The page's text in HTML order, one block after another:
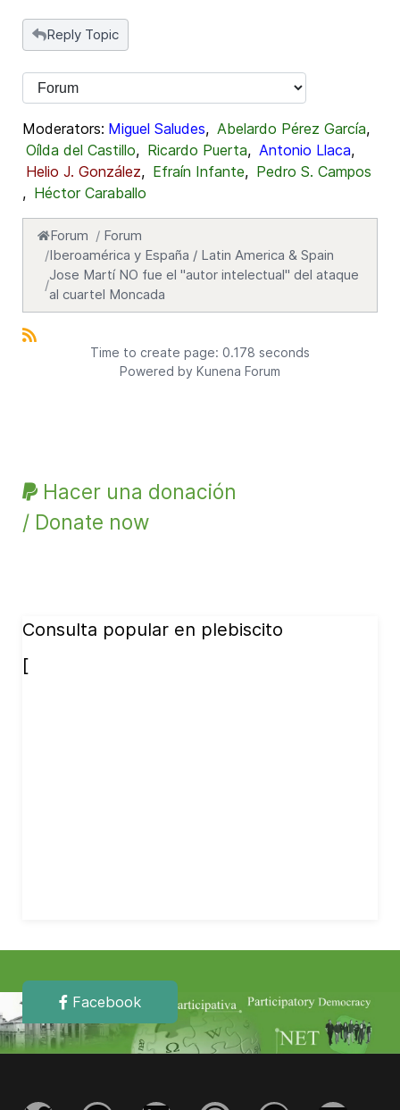
Reply Topic
Moderators: Miguel Saludes, Abelardo Pérez García,
Oílda del Castillo, Ricardo Puerta, Antonio Llaca,
Helio J. González, Efraín Infante, Pedro S. Campos
, Héctor Caraballo
Forum
Forum
Iberoamérica y España / Latin America & Spain
Jose Martí NO fue el "autor intelectual" del ataque
al cuartel Moncada
Time to create page: 0.178 seconds
Powered by Kunena Forum
Hacer una donación
/ Donate now
Consulta popular en plebiscito
[
Facebook